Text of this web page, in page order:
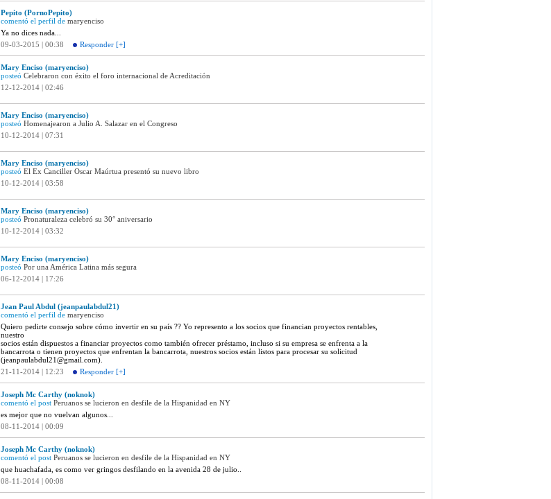
Pepito (PornoPepito)
comentó el perfil de maryenciso
Ya no dices nada...
09-03-2015 | 00:38
Responder [+]
Mary Enciso (maryenciso)
posteó Celebraron con éxito el foro internacional de Acreditación
12-12-2014 | 02:46
Mary Enciso (maryenciso)
posteó Homenajearon a Julio A. Salazar en el Congreso
10-12-2014 | 07:31
Mary Enciso (maryenciso)
posteó El Ex Canciller Oscar Maúrtua presentó su nuevo libro
10-12-2014 | 03:58
Mary Enciso (maryenciso)
posteó Pronaturaleza celebró su 30° aniversario
10-12-2014 | 03:32
Mary Enciso (maryenciso)
posteó Por una América Latina más segura
06-12-2014 | 17:26
Jean Paul Abdul (jeanpaulabdul21)
comentó el perfil de maryenciso
Quiero pedirte consejo sobre cómo invertir en su país ?? Yo represento a los socios que financian proyectos rentables,
nuestro
socios están dispuestos a financiar proyectos como también ofrecer préstamo, incluso si su empresa se enfrenta a la
bancarrota o tienen proyectos que enfrentan la bancarrota, nuestros socios están listos para procesar su solicitud
(jeanpaulabdul21@gmail.com).
21-11-2014 | 12:23
Responder [+]
Joseph Mc Carthy (noknok)
comentó el post Peruanos se lucieron en desfile de la Hispanidad en NY
es mejor que no vuelvan algunos...
08-11-2014 | 00:09
Joseph Mc Carthy (noknok)
comentó el post Peruanos se lucieron en desfile de la Hispanidad en NY
que huachafada, es como ver gringos desfilando en la avenida 28 de julio..
08-11-2014 | 00:08